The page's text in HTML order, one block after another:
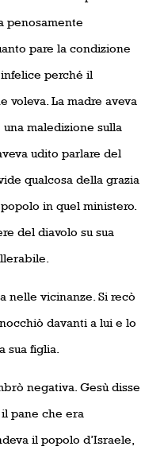
penosamente
pare la condizione
perché il
voleva. La madre aveva
maledizione sulla
udito parlare del
qualcosa della grazia
in quel ministero.
del diavolo su sua
nelle vicinanze. Si recò
davanti a lui e lo
sua figlia.
negativa. Gesù disse
pane che era
il popolo d’Israele,